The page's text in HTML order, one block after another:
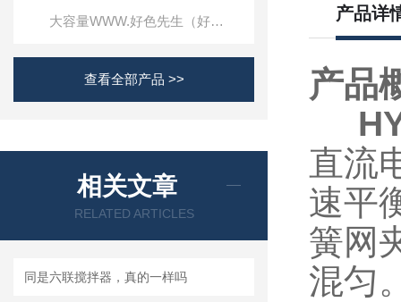
大容量WWW.好色先生（好色先生TV版）
查看全部产品 >>
相关文章
RELATED ARTICLES
同是六联搅拌器，真的一样吗
产品详
产品概
直流
速平
簧网
混匀